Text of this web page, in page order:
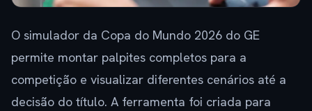
O simulador da Copa do Mundo 2026 do GE
permite montar palpites completos para a
competição e visualizar diferentes cenários até a
decisão do título. A ferramenta foi criada para